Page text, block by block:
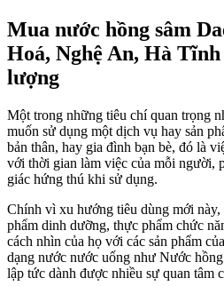
Mua nước hồng sâm
Hoá, Nghệ An, Hà
lượng
Một trong những tiêu chí quan trọng
muốn sử dụng một dịch vụ hay sản
bản thân, hay gia đình bạn bè, đó là
với thời gian làm việc của mỗi người,
giác hứng thú khi sử dụng.
Chính vì xu hướng tiêu dùng mới này,
phẩm dinh dưỡng, thực phẩm chức
cách nhìn của họ với các sản phẩm
dạng nước nước uống như Nước
lập tức dành được nhiều sự quan tâm